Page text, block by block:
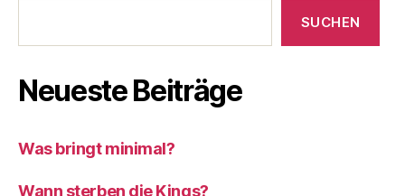
SUCHEN
Neueste Beiträge
Was bringt minimal?
Wann sterben die Kings?